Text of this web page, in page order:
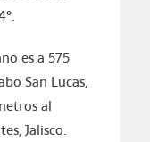
es a 575
San Lucas,
al
Jalisco.